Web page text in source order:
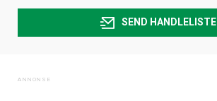
SEND HANDLELISTE